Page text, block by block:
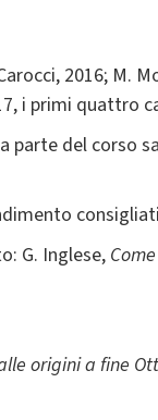
2016; M.
i primi quattro
del corso
G. Inglese,
origini a fine